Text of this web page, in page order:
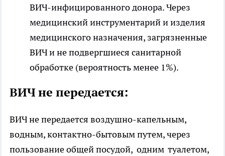
ВИЧ-инфицированного донора. Через
медицинский инструментарий и изделия
медицинского назначения, загрязненные
ВИЧ и не подвергшиеся санитарной
обработке (вероятность менее 1%).
ВИЧ не передается:
ВИЧ не передается воздушно-капельным,
водным, контактно-бытовым путем, через
пользование общей посудой, одним туалетом,